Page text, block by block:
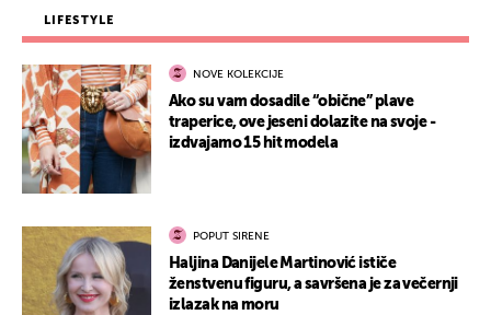
LIFESTYLE
NOVE KOLEKCIJE
Ako su vam dosadile “obične” plave
traperice, ove jeseni dolazite na svoje -
izdvajamo 15 hit modela
POPUT SIRENE
Haljina Danijele Martinović ističe
ženstvenu figuru, a savršena je za večernji
izlazak na moru